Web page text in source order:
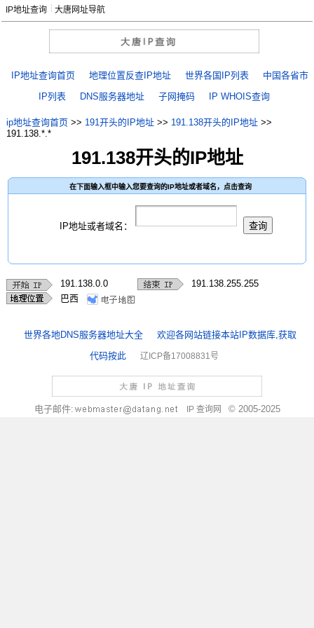
大唐网址导航
IP地址查询
IP地址查询首页 地理位置反查IP地址 世界各国IP列表
中国各省市
IP列表
DNS服务器地址 子网掩码 IP WHOIS查询
ip地址查询首页>> 191开头的IP地址>> 191.138开头的IP地址>>
191.138.*.*
191.138开头的IP地址
在下面输入框中输入您要查询的IP地址或者域名，点击查询
IP地址或者域名：
191.138.0.0
191.138.255.255
巴西
世界各地DNS服务器地址大全
欢迎各网站链接本站IP数据库,获取
代码按此
辽ICP备17008831号
电子邮件: IP 查询网 © 2005-2025